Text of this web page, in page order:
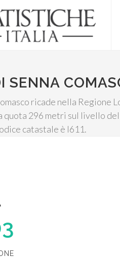
SENNA
ricade nella
quota 296 metri sul livello
catastale è I611.